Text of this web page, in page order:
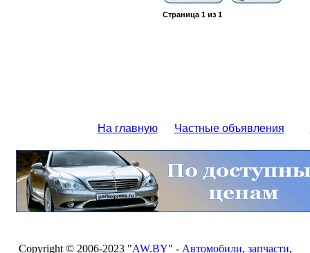
Страница 1из 1
На главную Частные объявления
Copyright © 2006-2023 "AW.BY" - Автомобили, запчасти,